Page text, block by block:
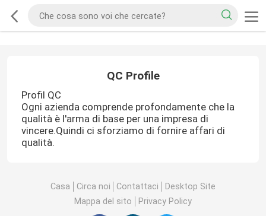
QC Profile
Profil QC
Ogni azienda comprende profondamente che la
qualità è l'arma di base per una impresa di
vincere.Quindi ci sforziamo di fornire affari di
qualità.
Casa Circa noi Contattaci
Desktop Site
Mappa del sito
Privacy Policy